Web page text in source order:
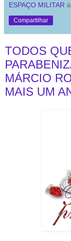
ESPAÇO MILITAR
Compartilhar
TODOS
MÁRCIO
MAIS UM